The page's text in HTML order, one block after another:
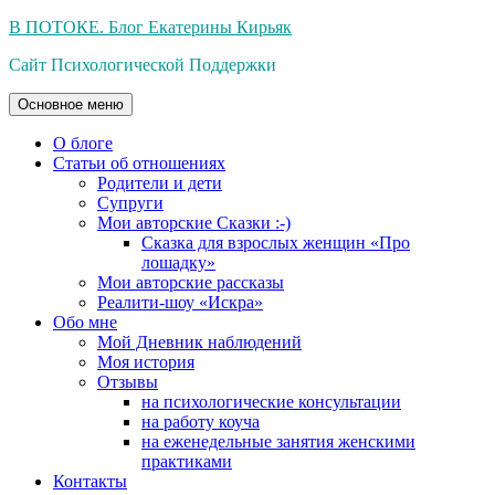
Перейти
содержимому
В ПОТОКЕ. Блог Екатерины Кирьяк
Сайт Психологической Поддержки
Основное меню
О блоге
Статьи об отношениях
Родители и дети
Супруги
Мои авторские Сказки :-)
Сказка для взрослых женщин «Про
лошадку»
Мои авторские рассказы
Реалити-шоу «Искра»
Обо мне
Мой Дневник наблюдений
Моя история
Отзывы
на психологические консультации
на работу коуча
на еженедельные занятия женскими
практиками
Контакты